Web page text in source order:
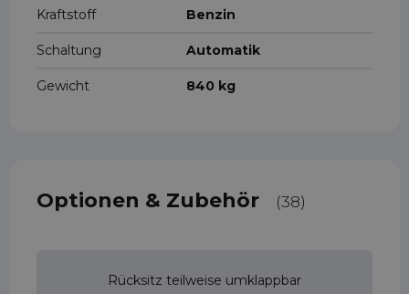
Kraftstoff Benzin
Schaltung Automatik
Gewicht 840 kg
Optionen & Zubehör (38)
Rücksitz teilweise umklappbar